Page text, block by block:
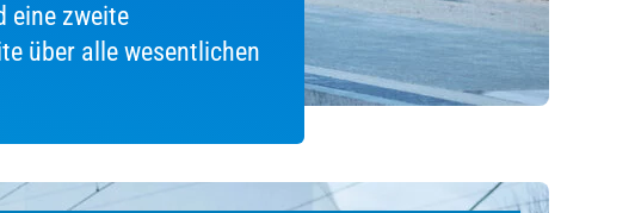
eine zweite
über alle wesentlichen